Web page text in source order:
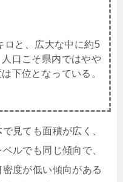
ロと、広大な中に約5
口こそ県内ではやや
下位となっている。
見ても面積が広く、
ルでも同じ傾向で、
度が低い傾向がある